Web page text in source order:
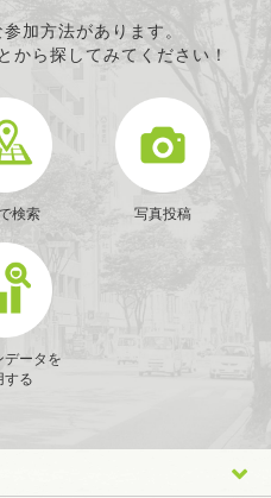
加方法があります。
から探してみてください！
検索 写真投稿
データを
する